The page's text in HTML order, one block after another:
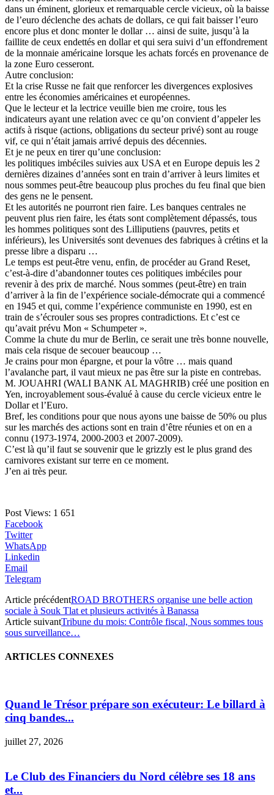
dans un éminent, glorieux et remarquable cercle vicieux, où la baisse
de l’euro déclenche des achats de dollars, ce qui fait baisser l’euro
encore plus et donc monter le dollar … ainsi de suite, jusqu’à la
faillite de ceux endettés en dollar et qui sera suivi d’un effondrement
de la monnaie américaine lorsque les achats forcés en provenance de
la zone Euro cesseront.
Autre conclusion:
Et la crise Russe ne fait que renforcer les divergences explosives
entre les économies américaines et européennes.
Que le lecteur et la lectrice veuille bien me croire, tous les
indicateurs ayant une relation avec ce qu’on convient d’appeler les
actifs à risque (actions, obligations du secteur privé) sont au rouge
vif, ce qui n’était jamais arrivé depuis des décennies.
Et je ne peux en tirer qu’une conclusion:
les politiques imbéciles suivies aux USA et en Europe depuis les 2
dernières dizaines d’années sont en train d’arriver à leurs limites et
nous sommes peut-être beaucoup plus proches du feu final que bien
des gens ne le pensent.
Et les autorités ne pourront rien faire. Les banques centrales ne
peuvent plus rien faire, les états sont complètement dépassés, tous
les hommes politiques sont des Lilliputiens (pauvres, petits et
inférieurs), les Universités sont devenues des fabriques à crétins et la
presse libre a disparu …
Le temps est peut-être venu, enfin, de procéder au Grand Reset,
c’est-à-dire d’abandonner toutes ces politiques imbéciles pour
revenir à des prix de marché. Nous sommes (peut-être) en train
d’arriver à la fin de l’expérience sociale-démocrate qui a commencé
en 1945 et qui, comme l’expérience communiste en 1990, est en
train de s’écrouler sous ses propres contradictions. Et c’est ce
qu’avait prévu Mon « Schumpeter ».
Comme la chute du mur de Berlin, ce serait une très bonne nouvelle,
mais cela risque de secouer beaucoup …
Je crains pour mon épargne, et pour la vôtre … mais quand
l’avalanche part, il vaut mieux ne pas être sur la piste en contrebas.
M. JOUAHRI (WALI BANK AL MAGHRIB) créé une position en
Yen, incroyablement sous-évalué à cause du cercle vicieux entre le
Dollar et l’Euro.
Bref, les conditions pour que nous ayons une baisse de 50% ou plus
sur les marchés des actions sont en train d’être réunies et on en a
connu (1973-1974, 2000-2003 et 2007-2009).
C’est là qu’il faut se souvenir que le grizzly est le plus grand des
carnivores existant sur terre en ce moment.
J’en ai très peur.
Post Views: 1 651
Facebook
Twitter
WhatsApp
Linkedin
Email
Telegram
Article précédentROAD BROTHERS organise une belle action
sociale à Souk Tlat et plusieurs activités à Banassa
Article suivantTribune du mois: Contrôle fiscal, Nous sommes tous
sous surveillance…
ARTICLES CONNEXES
Quand le Trésor prépare son exécuteur: Le billard à
cinq bandes...
juillet 27, 2026
Le Club des Financiers du Nord célèbre ses 18 ans
et...